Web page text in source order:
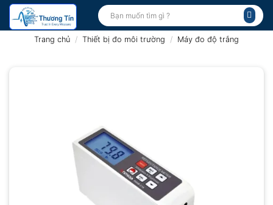
Bỏ
qua
Tìm
kiếm:
Trang chủ / Thiết bị đo môi trường / Máy đo độ trắng